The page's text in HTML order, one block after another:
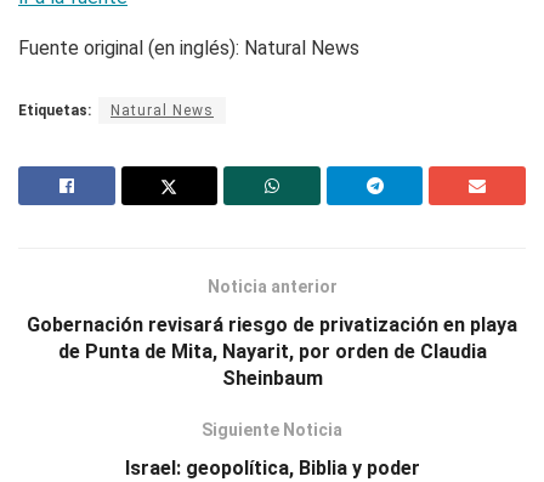
Fuente original (en inglés): Natural News
Etiquetas: Natural News
Noticia anterior
Gobernación revisará riesgo de privatización en playa
de Punta de Mita, Nayarit, por orden de Claudia
Sheinbaum
Siguiente Noticia
Israel: geopolítica, Biblia y poder